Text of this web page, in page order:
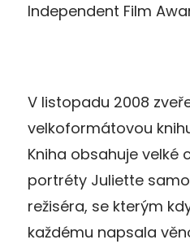
Independent Film
V listopadu 2008
velkoformátovou
Kniha obsahuje velké
portréty Juliette
režiséra, se kterým
každému napsala